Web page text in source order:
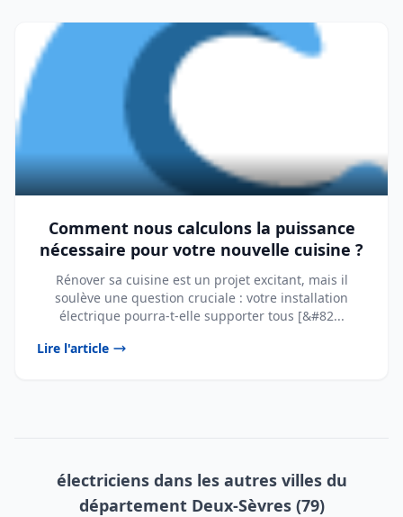
Comment nous calculons la puissance
nécessaire pour votre nouvelle cuisine ?
Rénover sa cuisine est un projet excitant, mais il
soulève une question cruciale : votre installation
électrique pourra-t-elle supporter tous [&#82...
Lire l'article
électriciens dans les autres villes du
département Deux-Sèvres (79)